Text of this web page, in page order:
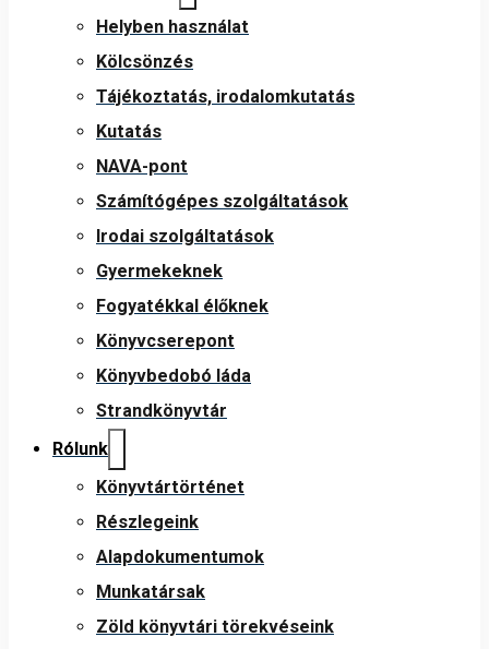
Helyben használat
Kölcsönzés
Tájékoztatás, irodalomkutatás
Kutatás
NAVA-pont
Számítógépes szolgáltatások
Irodai szolgáltatások
Gyermekeknek
Fogyatékkal élőknek
Könyvcserepont
Könyvbedobó láda
Strandkönyvtár
Rólunk
Könyvtártörténet
Részlegeink
Alapdokumentumok
Munkatársak
Zöld könyvtári törekvéseink